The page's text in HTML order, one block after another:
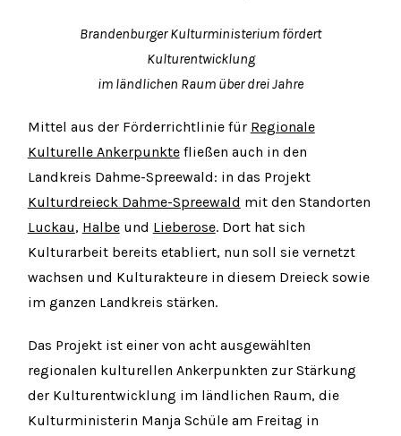
Brandenburger Kulturministerium fördert
Kulturentwicklung
im ländlichen Raum über drei Jahre
Mittel aus der Förderrichtlinie für Regionale
Kulturelle Ankerpunktefließen auch in den
Landkreis Dahme-Spreewald: in das Projekt
Kulturdreieck Dahme-Spreewald mit den Standorten
Luckau, Halbeund Lieberose. Dort hat sich
Kulturarbeit bereits etabliert, nun soll sie vernetzt
wachsen und Kulturakteure in diesem Dreieck sowie
im ganzen Landkreis stärken.
Das Projekt ist einer von acht ausgewählten
regionalen kulturellen Ankerpunkten zur Stärkung
der Kulturentwicklung im ländlichen Raum, die
Kulturministerin Manja Schüle am Freitag in